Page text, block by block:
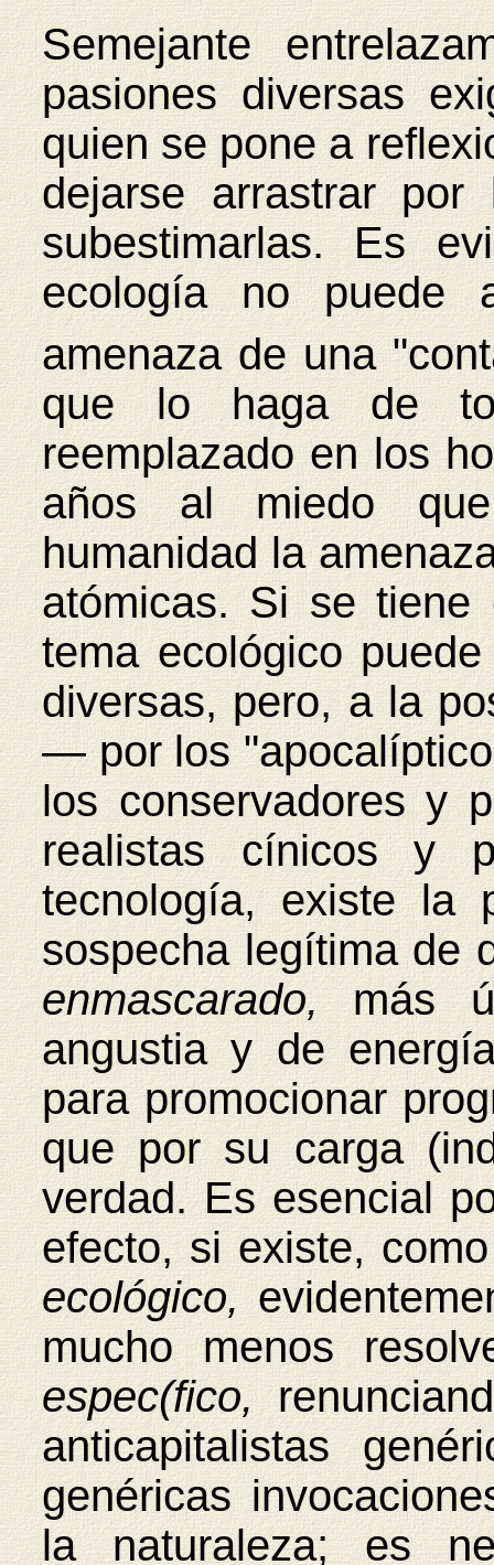
Semejante
pasiones diversas
quien se pone a
dejarse arrastrar
subestimarlas. Es
ecología no puede
amenaza de una
que lo haga de
reemplazado en los
años al miedo
humanidad la
atómicas. Si se tiene
tema ecológico
diversas, pero, a la
— por los
los conservadores y
realistas cínicos y
tecnología, existe la
sospecha legítima de
enmascarado,más
angustia y de
para promocionar
que por su carga
verdad. Es esencial
efecto, si existe,
ecológico,
mucho menos
espec(fico,
anticapitalistas
genéricas
la naturaleza; es